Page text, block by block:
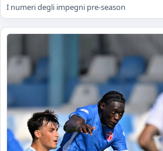
I numeri degli impegni pre-season